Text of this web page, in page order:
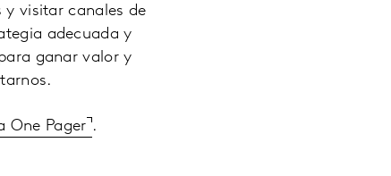
y visitar canales de
adecuada y
ganar valor y
One Pager .